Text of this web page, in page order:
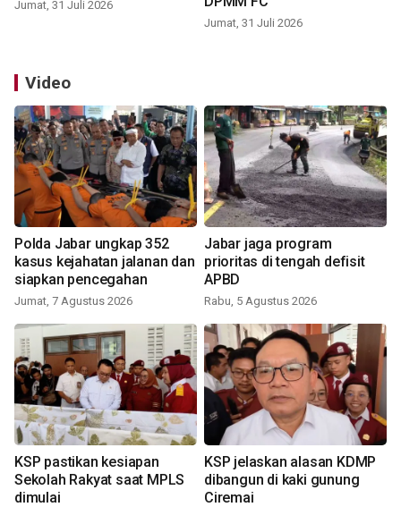
Jumat, 31 Juli 2026
Jumat, 31 Juli 2026
Video
Polda Jabar ungkap 352
kasus kejahatan jalanan dan
siapkan pencegahan
Jumat, 7 Agustus 2026
Jabar jaga program
prioritas di tengah defisit
APBD
Rabu, 5 Agustus 2026
KSP pastikan kesiapan
Sekolah Rakyat saat MPLS
dimulai
KSP jelaskan alasan KDMP
dibangun di kaki gunung
Ciremai